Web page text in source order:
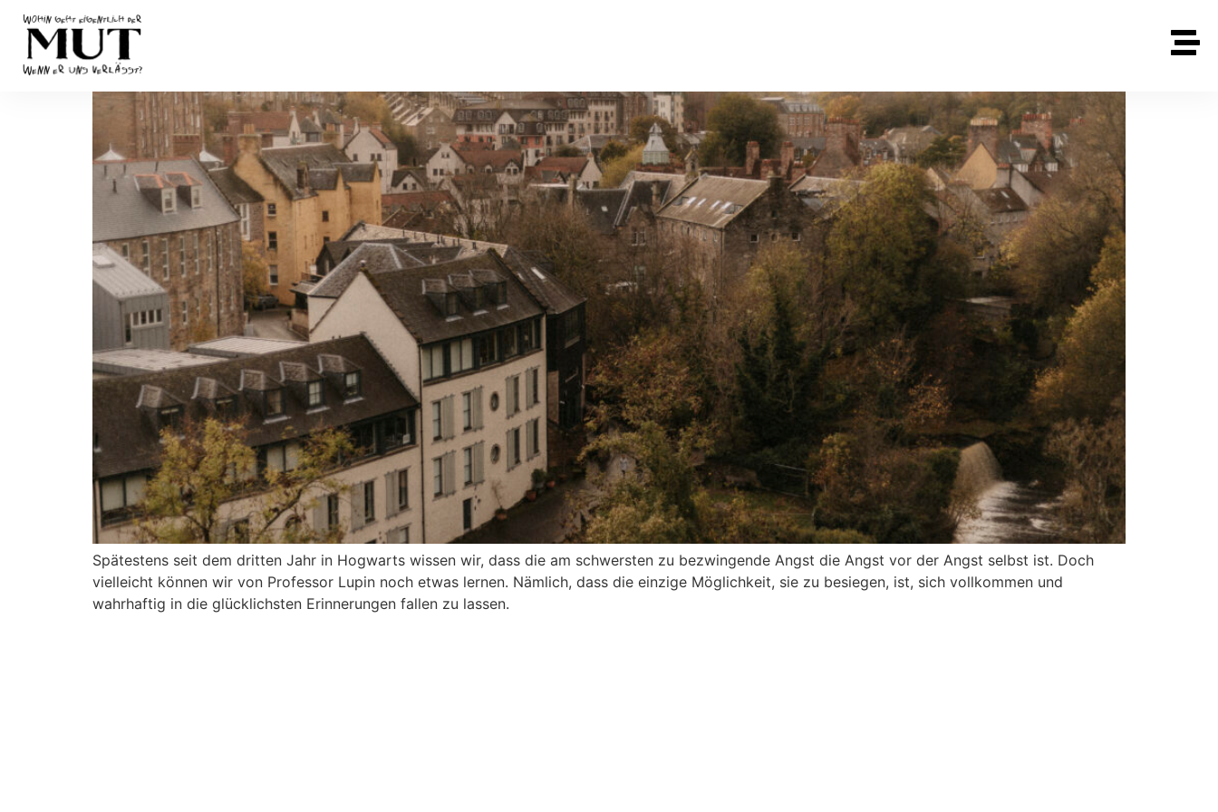
Von der Angst einander zu verlieren, und dem Mut, sich der Vergangenheit
zu stellen.​
Spätestens seit dem dritten Jahr in Hogwarts wissen wir, dass die am schwersten zu bezwingende Angst die Angst vor der Angst selbst ist. Doch
vielleicht können wir von Professor Lupin noch etwas lernen. Nämlich, dass die einzige Möglichkeit, sie zu besiegen, ist, sich vollkommen und
wahrhaftig in die glücklichsten Erinnerungen fallen zu lassen.